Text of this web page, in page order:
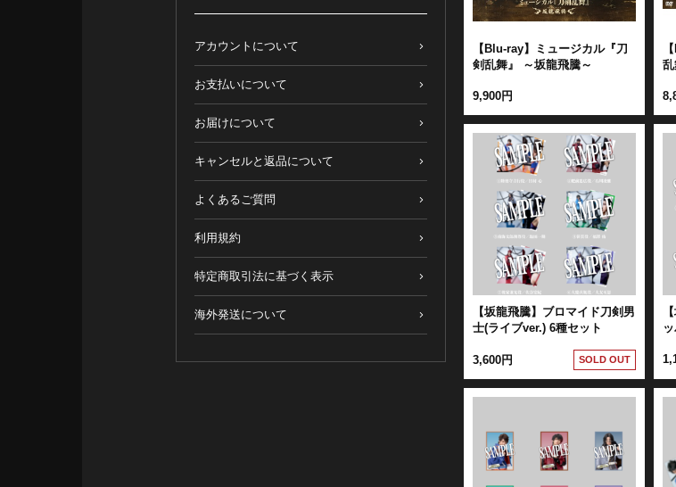
アカウントについて
お支払いについて
お届けについて
キャンセルと返品について
よくあるご質問
利用規約
特定商取引法に基づく表示
海外発送について
【Blu-ray】ミュージカル『刀
剣乱舞』 ～坂龍飛騰～
9,900円
【坂龍飛騰】ブロマイド刀剣男
士(ライブver.) 6種セット
3,600円 SOLD OUT